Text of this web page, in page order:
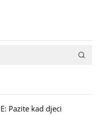
Pazite kad djeci